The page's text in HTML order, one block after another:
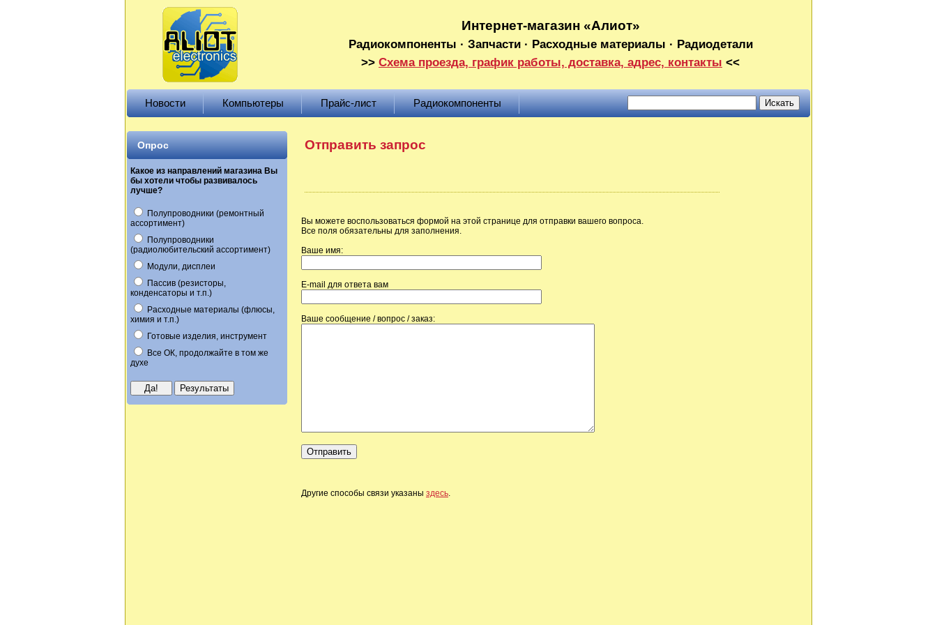
Интернет-магазин «Алиот»
Радиокомпоненты · Запчасти · Расходные материалы · Радиодетали
>> Схема проезда, график работы, доставка, адрес, контакты <<
Новости Компьютеры Прайс-лист Радиокомпоненты
Опрос
Какое из направлений магазина Вы
бы хотели чтобы развивалось
лучше?
Полупроводники (ремонтный
ассортимент)
Полупроводники
(радиолюбительский ассортимент)
Модули, дисплеи
Пассив (резисторы,
конденсаторы и т.п.)
Расходные материалы (флюсы,
химия и т.п.)
Готовые изделия, инструмент
Все ОК, продолжайте в том же
духе
Отправить запрос
Вы можете воспользоваться формой на этой странице для отправки вашего вопроса.
Все поля обязательны для заполнения.
Ваше имя:
E-mail для ответа вам
Ваше сообщение / вопрос / заказ:
Другие способы связи указаны здесь.